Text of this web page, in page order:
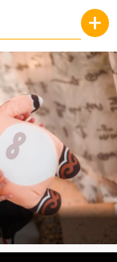
+
Cùng thưởng thức những hình ảnh cosplay Xiangling trong Genshin Impact siêu dễ thương của người dùng Weibo "阿包也是兔娘"